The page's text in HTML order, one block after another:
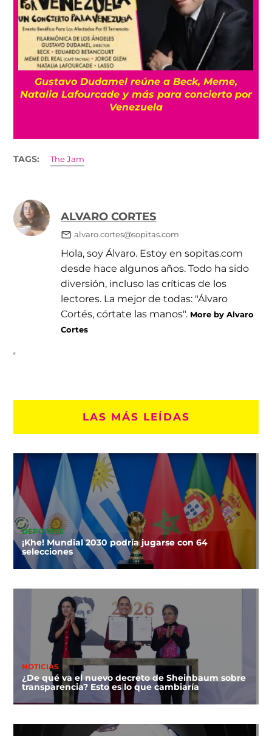
Gustavo Dudamel reúne a Beck, Meme,
Natalia Lafourcade y más para concierto por
Venezuela
TAGS: The Jam
ALVARO CORTES
alvaro.cortes@sopitas.com
Hola, soy Álvaro. Estoy en sopitas.com
desde hace algunos años. Todo ha sido
diversión, incluso las críticas de los
lectores. La mejor de todas: "Álvaro
Cortés, córtate las manos". More by Alvaro
Cortes
LAS MÁS LEÍDAS
DEPORTES
¡Khe! Mundial 2030 podría jugarse con 64
selecciones
NOTICIAS
¿De qué va el nuevo decreto de Sheinbaum sobre
transparencia? Esto es lo que cambiaría